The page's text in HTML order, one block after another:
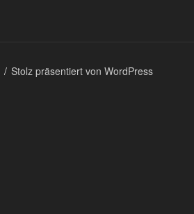
Stolz präsentiert von WordPress